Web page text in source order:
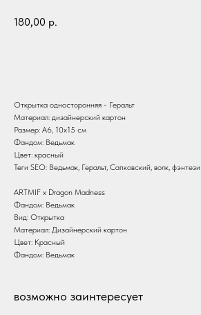
180,00 р.
Открытка односторонняя - Геральт
Материал: дизайнерский картон
Размер: А6, 10х15 см
Фандом: Ведьмак
Цвет: красный
Теги SEO: Ведьмак, Геральт, Сапковский, волк, фэнтези
ARTMIF х Dragon Madness
Фандом: Ведьмак
Вид: Открытка
Материал: Дизайнерский картон
Цвет: Красный
Фандом: Ведьмак
возможно заинтересует